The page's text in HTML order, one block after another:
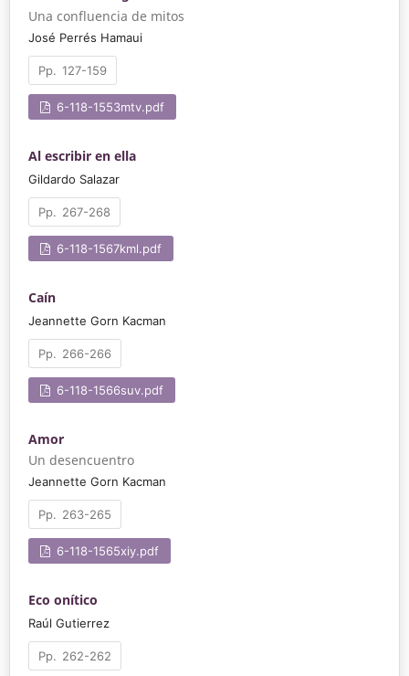
Una confluencia de mitos
José Perrés Hamaui
127-159
6-118-1553mtv.pdf
Al escribir en ella
Gildardo Salazar
267-268
6-118-1567kml.pdf
Caín
Jeannette Gorn Kacman
266-266
6-118-1566suv.pdf
Amor
Un desencuentro
Jeannette Gorn Kacman
263-265
6-118-1565xiy.pdf
Eco onítico
Raúl Gutierrez
262-262